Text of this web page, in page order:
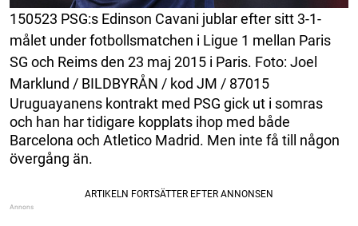
150523 PSG:s Edinson Cavani jublar efter sitt 3-1-
målet under fotbollsmatchen i Ligue 1 mellan Paris
SG och Reims den 23 maj 2015 i Paris. Foto: Joel
Marklund / BILDBYRÅN / kod JM / 87015
Uruguayanens kontrakt med PSG gick ut i somras
och han har tidigare kopplats ihop med både
Barcelona och Atletico Madrid. Men inte få till någon
övergång än.